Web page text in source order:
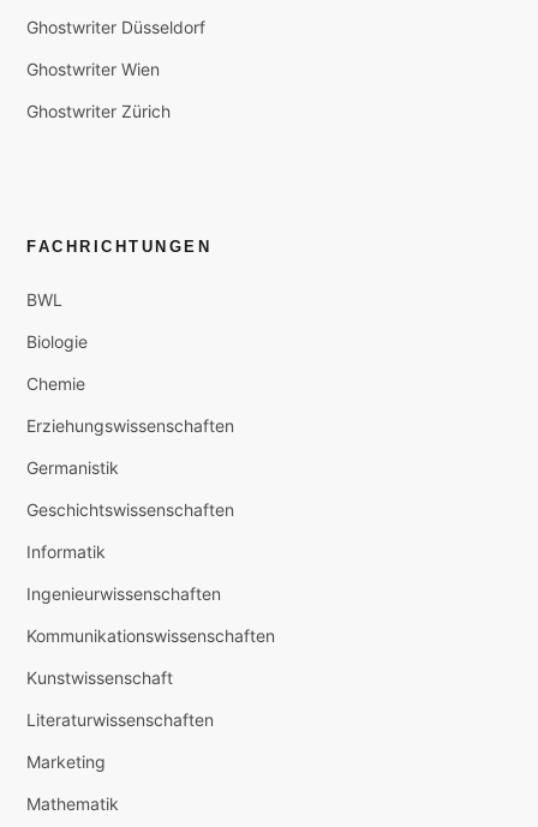
Ghostwriter Düsseldorf
Ghostwriter Wien
Ghostwriter Zürich
FACHRICHTUNGEN
BWL
Biologie
Chemie
Erziehungswissenschaften
Germanistik
Geschichtswissenschaften
Informatik
Ingenieurwissenschaften
Kommunikationswissenschaften
Kunstwissenschaft
Literaturwissenschaften
Marketing
Mathematik